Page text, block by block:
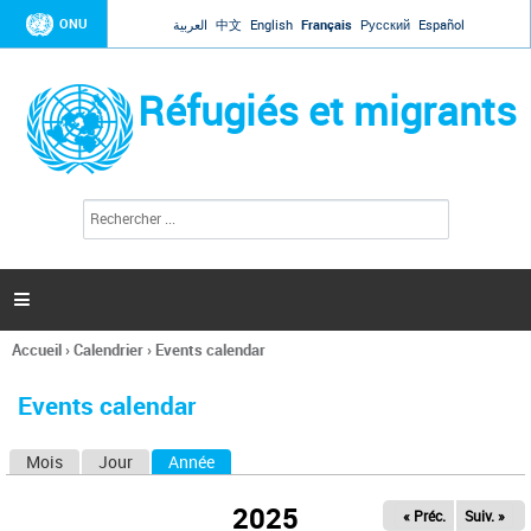
Jump to navigation
ONU العربية 中文 English Français Русский Español
Réfugiés et migrants
l
c
h
e

Vous
ici
Accueil›Calendrier› Events calendar
Events calendar
Mois Jour Année
2025 « Préc. Suiv. »